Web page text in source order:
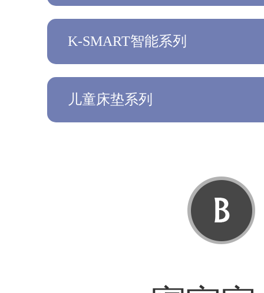
K-SMART智能系列
儿童床垫系列